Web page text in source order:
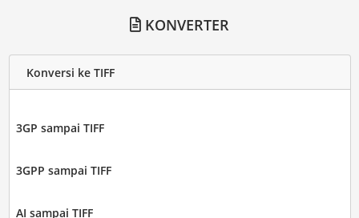
KONVERTER
Konversi ke TIFF
3GP sampai TIFF
3GPP sampai TIFF
AI sampai TIFF